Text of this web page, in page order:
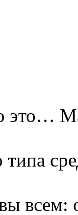
это…
типа
всем: